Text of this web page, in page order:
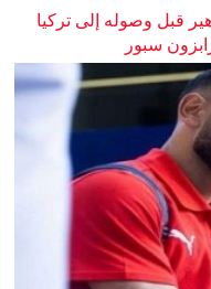
قبل وصوله إلى تركيا
سبور